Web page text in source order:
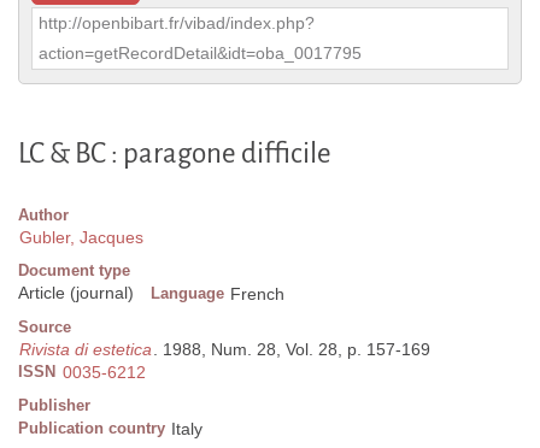
http://openbibart.fr/vibad/index.php?
action=getRecordDetail&idt=oba_0017795
LC & BC : paragone difficile
Author
Gubler, Jacques
Document type
Article (journal) Language French
Source
Rivista di estetica. 1988, Num. 28, Vol. 28, p. 157-169
ISSN 0035-6212
Publisher
Publication country Italy